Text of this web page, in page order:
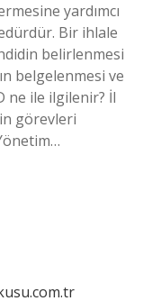
yardımcı
Bir ihlale
belirlenmesi
belgelenmesi ve
ne ile ilgilenir? İl
görevleri